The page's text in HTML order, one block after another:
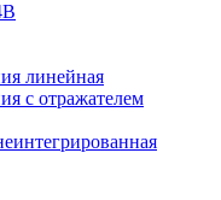
линейная
с отражателем